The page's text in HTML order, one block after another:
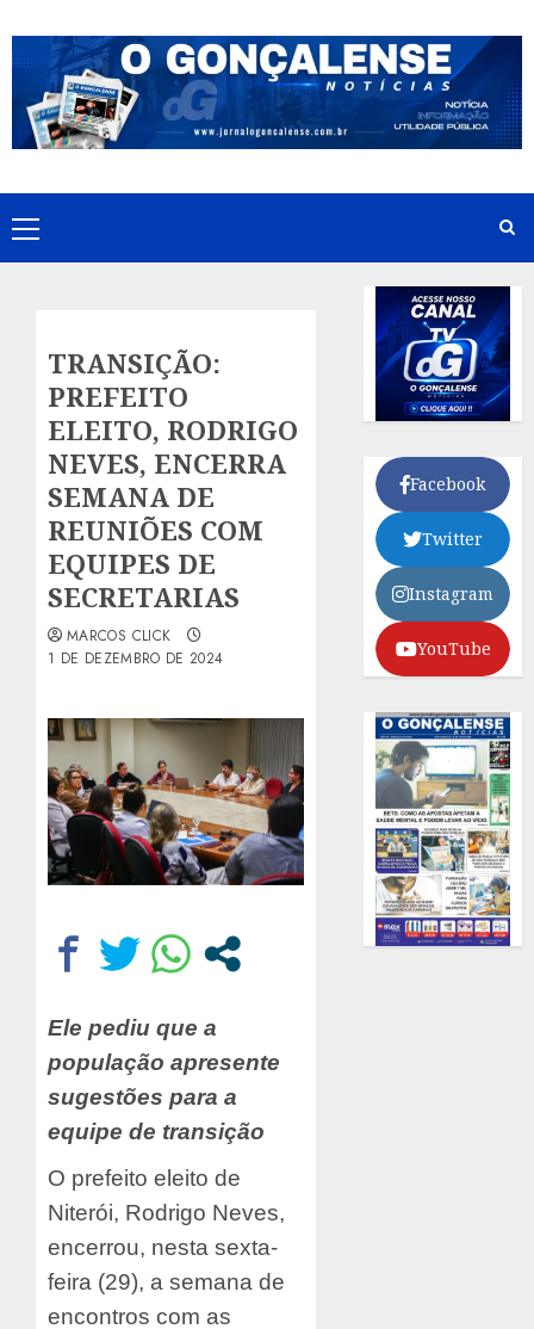
to
content
Primary
Menu
TRANSIÇÃO:
PREFEITO
ELEITO, RODRIGO
NEVES, ENCERRA
SEMANA DE
REUNIÕES COM
EQUIPES DE
SECRETARIAS
MARCOS CLICK
1 DE DEZEMBRO DE 2024
Ele pediu que a
população apresente
sugestões para a
equipe de transição
O prefeito eleito de
Niterói, Rodrigo Neves,
encerrou, nesta sexta-
feira (29), a semana de
encontros com as
Facebook
Twitter
Instagram
YouTube